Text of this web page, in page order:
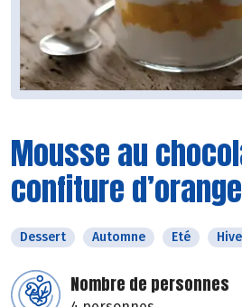
Mousse au
confiture
Dessert Automne Eté
Nombre de personnes